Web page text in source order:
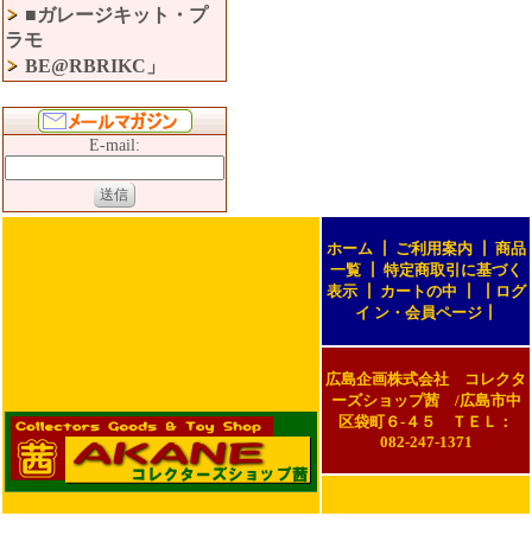
■ガレージキット・プ
ラモ
BE@RBRIKC」
E-mail:
ホーム┃ ご利用案内┃ 商品
一覧┃ 特定商取引に基づく
表示┃ カートの中
ログ
イ ン・会員ページ┃
広島企画株式会社 コレクタ
ーズショップ茜 /広島市中
区袋町６-４５ ＴＥＬ：
082-247-1371